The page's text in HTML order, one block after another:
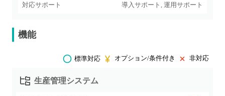
対応サポート 導入サポート, 運用サポート
機能
標準対応 オプション/条件付き 非対応
生産管理システム